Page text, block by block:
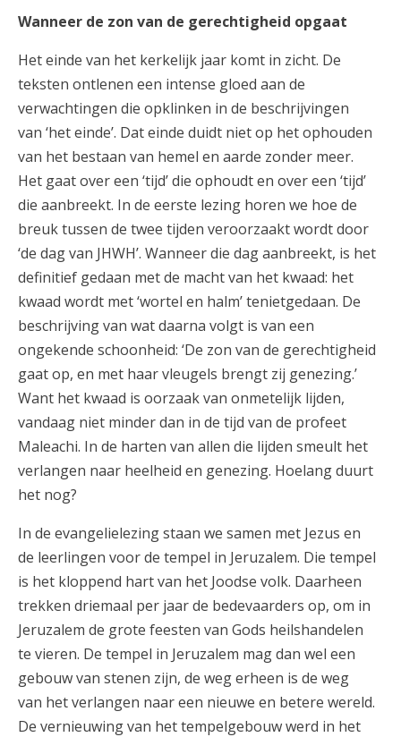
Wanneer de zon van de gerechtigheid opgaat
Het einde van het kerkelijk jaar komt in zicht. De
teksten ontlenen een intense gloed aan de
verwachtingen die opklinken in de beschrijvingen
van ‘het einde’. Dat einde duidt niet op het ophouden
van het bestaan van hemel en aarde zonder meer.
Het gaat over een ‘tijd’ die ophoudt en over een ‘tijd’
die aanbreekt. In de eerste lezing horen we hoe de
breuk tussen de twee tijden veroorzaakt wordt door
‘de dag van JHWH’. Wanneer die dag aanbreekt, is het
definitief gedaan met de macht van het kwaad: het
kwaad wordt met ‘wortel en halm’ tenietgedaan. De
beschrijving van wat daarna volgt is van een
ongekende schoonheid: ‘De zon van de gerechtigheid
gaat op, en met haar vleugels brengt zij genezing.’
Want het kwaad is oorzaak van onmetelijk lijden,
vandaag niet minder dan in de tijd van de profeet
Maleachi. In de harten van allen die lijden smeult het
verlangen naar heelheid en genezing. Hoelang duurt
het nog?
In de evangelielezing staan we samen met Jezus en
de leerlingen voor de tempel in Jeruzalem. Die tempel
is het kloppend hart van het Joodse volk. Daarheen
trekken driemaal per jaar de bedevaarders op, om in
Jeruzalem de grote feesten van Gods heilshandelen
te vieren. De tempel in Jeruzalem mag dan wel een
gebouw van stenen zijn, de weg erheen is de weg
van het verlangen naar een nieuwe en betere wereld.
De vernieuwing van het tempelgebouw werd in het